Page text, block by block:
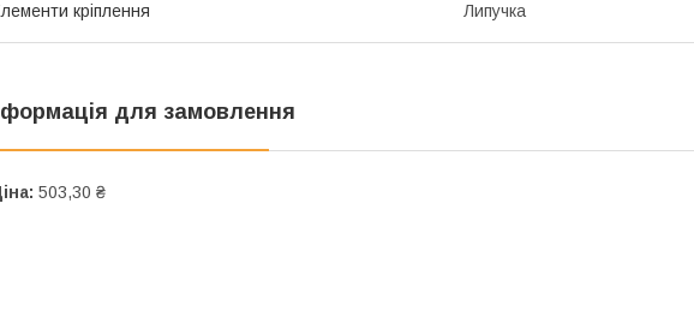
кріплення Липучка
для замовлення
503,30 ₴